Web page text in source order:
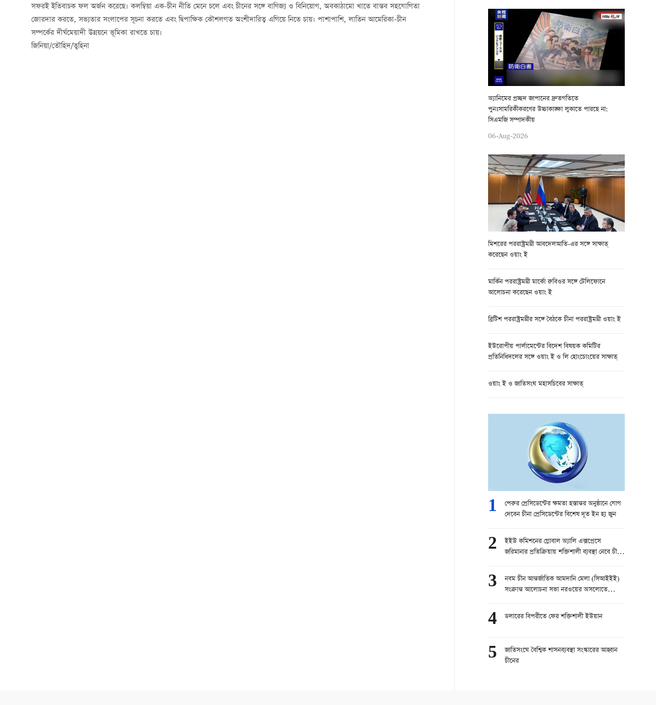
সফরই ইতিবাচক ফল অর্জন করেছে। কলম্বিয়া এক-চীন নীতি মেনে চলে এবং চীনের সঙ্গে বাণিজ্য ও বিনিয়োগ, অবকাঠামো খাতে বাস্তব সহযোগিতা
জোরদার করতে, সভ্যতার সংলাপের সূচনা করতে এবং দ্বিপাক্ষিক কৌশলগত অংশীদারিত্ব এগিয়ে নিতে চায়। পাশাপাশি, লাতিন আমেরিকা-চীন
সম্পর্কের দীর্ঘমেয়াদী উন্নয়নে ভূমিকা রাখতে চায়।
জিনিয়া/তৌহিদ/তুহিনা
অ্যানিমের প্রচ্ছদ জাপানের দ্রুতগতিতে
পুনঃসামরিকীকরণের উচ্চাকাঙ্ক্ষা লুকাতে পারছে না:
সিএমজি সম্পাদকীয়
06-Aug-2026
মিশরের পররাষ্ট্রমন্ত্রী আবদেলআতি-এর সঙ্গে সাক্ষাত্
করেছেন ওয়াং ই
মার্কিন পররাষ্ট্রমন্ত্রী মার্কো রুবিওর সঙ্গে টেলিফোনে
আলোচনা করেছেন ওয়াং ই
ব্রিটিশ পররাষ্ট্রমন্ত্রীর সঙ্গে বৈঠকে চীনা পররাষ্ট্রমন্ত্রী ওয়াং ই
ইউরোপীয় পার্লামেন্টের বিদেশ বিষয়ক কমিটির
প্রতিনিধিদলের সঙ্গে ওয়াং ই ও লি হোংচোংয়ের সাক্ষাত্
ওয়াং ই ও জাতিসংঘ মহাসচিবের সাক্ষাত্
1
পেরুর প্রেসিডেন্টের ক্ষমতা হস্তান্তর অনুষ্ঠানে যোগ
দেবেন চীনা প্রেসিডেন্টের বিশেষ দূত ইন হ্য জুন
2
ইইউ কমিশনের গ্লোবাল অ্যালি এক্সপ্রেসে
জরিমানার প্রতিক্রিয়ায় শক্তিশালী ব্যবস্থা নেবে চীন:
3
নবম চীন আন্তর্জাতিক আমদানি মেলা (সিআইইই)
সংক্রান্ত আলোচনা সভা নরওয়ের অসলোতে
4 ডলারের বিপরীতে ফের শক্তিশালী ইউয়ান
5
জাতিসংঘে বৈশ্বিক শাসনব্যবস্থা সংস্কারের আহ্বান
চীনের